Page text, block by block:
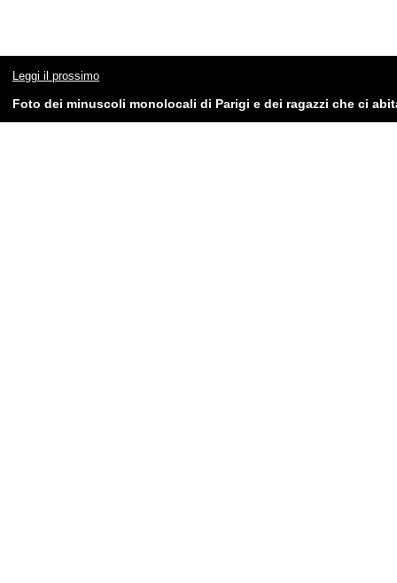
Leggi il prossimo
Foto dei minuscoli monolocali di Parigi e dei ragazzi che ci